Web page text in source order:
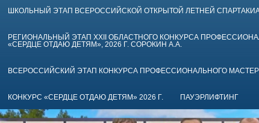
ШКОЛЬНЫЙ ЭТАП ВСЕРОССИЙСКОЙ ОТКРЫТОЙ ЛЕТНЕЙ
РЕГИОНАЛЬНЫЙ ЭТАП XXII ОБЛАСТНОГО КОНКУРСА
«СЕРДЦЕ ОТДАЮ ДЕТЯМ», 2026 Г. СОРОКИН А.А.
ВСЕРОССИЙСКИЙ ЭТАП КОНКУРСА ПРОФЕССИОНАЛЬНОГО
КОНКУРС «СЕРДЦЕ ОТДАЮ ДЕТЯМ» 2026 Г. ПАУЭРЛИФТИНГ